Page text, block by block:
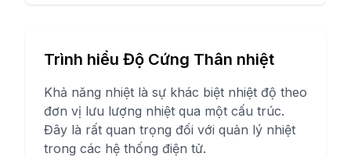
Trình hiểu Độ Cứng Thân nhiệt
Khả năng nhiệt là sự khác biệt nhiệt độ theo
đơn vị lưu lượng nhiệt qua một cấu trúc.
Đây là rất quan trọng đối với quản lý nhiệt
trong các hệ thống điện tử.